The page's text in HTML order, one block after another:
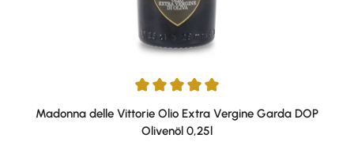
Durchschnittliche Bewertung von 5 von 5 Sternen
Madonna delle Vittorie Olio Extra Vergine Garda DOP
Olivenöl 0,25l